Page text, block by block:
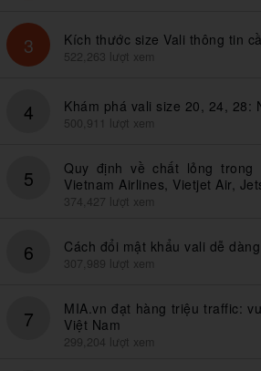
3 Kích thước size Vali thông tin
522,263 lượt xem
4 Khám phá vali size 20, 24, 28:
500,911 lượt xem
5
Quy định về chất lỏng
Vietnam Airlines, Vietjet Air,
374,427 lượt xem
6 Cách đổi mật khẩu vali dễ
307,989 lượt xem
7
MIA.vn đạt hàng triệu traffic:
Việt Nam
299,204 lượt xem